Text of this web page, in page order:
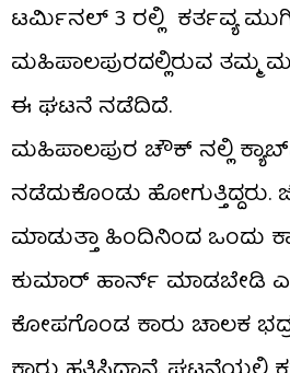
ಟರ್ಮಿನಲ್ 3 ರಲ್ಲಿ ಕರ್ತವ್ಯ
ಮಹಿಪಾಲಪುರದಲ್ಲಿರುವ ತಮ್ಮ
ಈ ಘಟನೆ ನಡೆದಿದೆ.
ಮಹಿಪಾಲಪುರ ಚೌಕ್ ನಲ್ಲಿ
ನಡೆದುಕೊಂಡು
ಮಾಡುತ್ತಾ ಹಿಂದಿನಿಂದ ಒಂದು
ಕುಮಾರ್ ಹಾರ್ನ್​ ಮಾಡಬೇಡಿ
ಕೋಪಗೊಂಡ ಕಾರು ಚಾಲಕ